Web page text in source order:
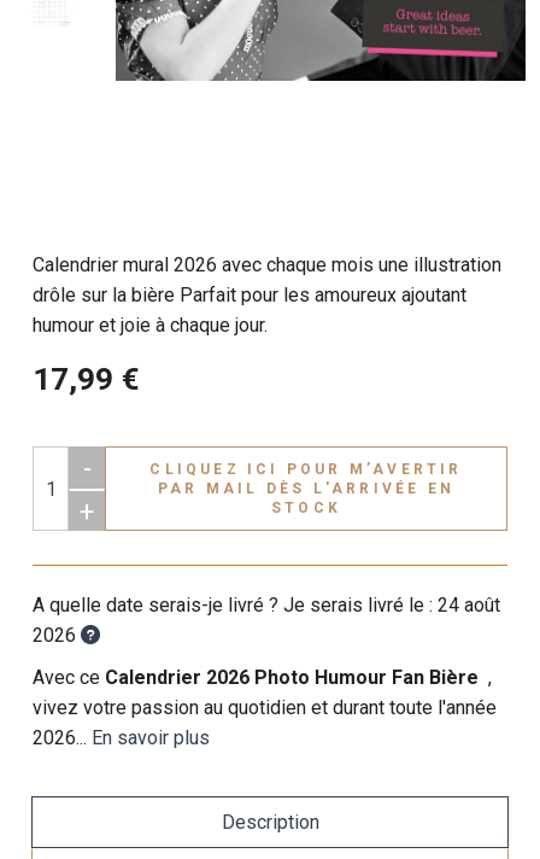
Calendrier mural 2026 avec chaque mois une illustration
drôle sur la bière Parfait pour les amoureux ajoutant
humour et joie à chaque jour.
17,99 €
-
+
CLIQUEZ ICI POUR M’AVERTIR
PAR MAIL DÈS L'ARRIVÉE EN
STOCK
A quelle date serais-je livré ? Je serais livré le :24 août
2026
Avec ce Calendrier 2026 Photo Humour Fan Bière,
vivez votre passion au quotidien et durant toute l'année
2026... En savoir plus
Description